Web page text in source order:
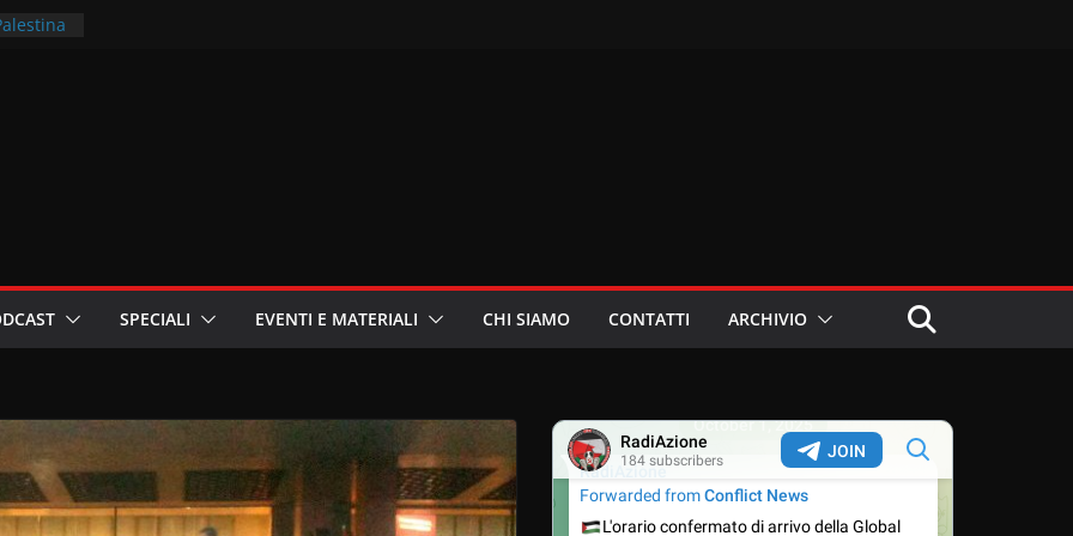
SPECIALI EVENTI E MATERIALI CHI SIAMO CONTATTI ARCHIVIO